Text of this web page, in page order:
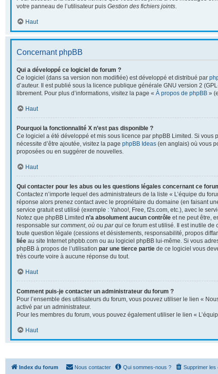
votre panneau de l’utilisateur puis Gestion des fichiers joints.
Haut
Concernant phpBB
Qui a développé ce logiciel de forum ?
Ce logiciel (dans sa version non modifiée) est développé et distribué par
d’auteur. Il est publié sous la licence publique générale GNU version 2
librement. Pour plus d’informations, visitez la page « À propos de phpBB »
Haut
Pourquoi la fonctionnalité X n’est pas disponible ?
Ce logiciel a été développé et mis sous licence par phpBB Limited. Si vous
nécessite d’être ajoutée, visitez la page phpBB Ideas (en anglais) où vous
proposées ou en suggérer de nouvelles.
Haut
Qui contacter pour les abus ou les questions légales concernant ce
Contactez n’importe lequel des administrateurs de la liste « L’équipe du
réponse alors prenez contact avec le propriétaire du domaine (en faisant
service gratuit est utilisé (exemple : Yahoo!, Free, f2s.com, etc.), avec le
Notez que phpBB Limited n’a absolument aucun contrôle et ne peut être,
responsable sur comment, où ou par qui ce forum est utilisé. Il est inutile de
toute question légale (cessions et désistements, responsabilité, propos
liée au site Internet phpbb.com ou au logiciel phpBB lui-même. Si vous
phpBB à propos de l’utilisation par une tierce partie de ce logiciel vous
très courte voire à aucune réponse du tout.
Haut
Comment puis-je contacter un administrateur du forum ?
Pour l’ensemble des utilisateurs du forum, vous pouvez utiliser le lien «
activé par un administrateur.
Pour les membres du forum, vous pouvez également utiliser le lien «
Haut
Index du forum Supprimer les
Qui sommes-nous ?
Nous contacter